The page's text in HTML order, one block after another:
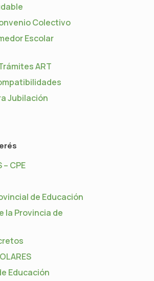
Colectivo
Escolar
ART
Jubilación
– CPE
de Educación
la Provincia de
Educación